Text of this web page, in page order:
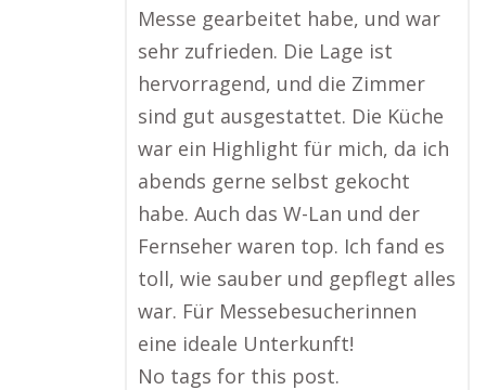
Messe gearbeitet habe, und war
sehr zufrieden. Die Lage ist
hervorragend, und die Zimmer
sind gut ausgestattet. Die Küche
war ein Highlight für mich, da ich
abends gerne selbst gekocht
habe. Auch das W-Lan und der
Fernseher waren top. Ich fand es
toll, wie sauber und gepflegt alles
war. Für Messebesucherinnen
eine ideale Unterkunft!
No tags for this post.